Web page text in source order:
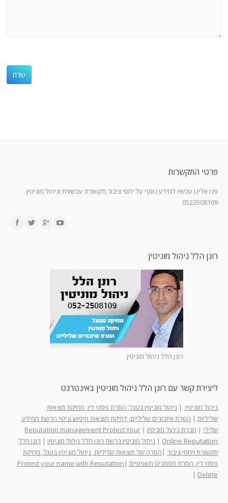
פרטי התקשרות
פנו אלינו עכשיו למידע נוסף על יחסי ציבור,תקשורת עכשווית וניהול מוניטין
0522508109
רונן הלל ניהול מוניטין
רונן הלל ניהול מוניטין
ליצירת קשר עם רונן הלל ניהול מוניטין באינטרנט
ניהול מוניטין | ניהול מוניטין בגוגל, הסרת פסקי דין, מחיקת תוצאות
שליליות | הסרת איזכורים שליליים, דחיקת תוצאות חיפוש וניקוי הרשת ממידע
שלילי | חברת ניהול מוניטין |
Reputation management Protect Your
Online Reputation
| ניהול מוניטין ברשת רונן הלל ניהול מוניטין | רונן הלל
תקשורת ויחסי ציבור | הסרה של תוצאות שליליות, ניהול מוניטין בגוגל, מחיקת
פסקי דין, הסרת מסמכים משפטיים |
Protect your name with Reputation
Delete
|